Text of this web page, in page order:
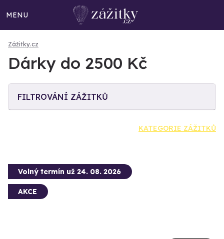
MENU
Zážitky.cz
Dárky do 2500 Kč
FILTROVÁNÍ ZÁŽITKŮ
KATEGORIE ZÁŽITKŮ
Volný termín už 24. 08. 2026
AKCE